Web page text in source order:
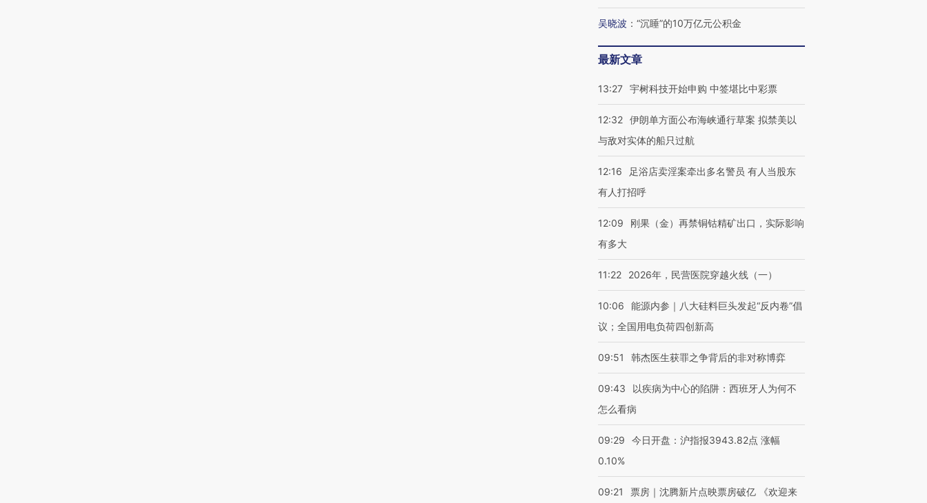
吴晓波 ： “沉睡”的10万亿元公积金
最新文章
13:27 宇树科技开始申购 中签堪比中彩票
12:32 伊朗单方面公布海峡通行草案 拟禁美以
与敌对实体的船只过航
12:16
足浴店卖淫案牵出多名警员 有人当股东
有人打招呼
12:09
刚果（金）再禁铜钴精矿出口，实际影响
有多大
11:22 2026年，民营医院穿越火线（一）
10:06
能源内参｜八大硅料巨头发起“反内卷”倡
议；全国用电负荷四创新高
09:51 韩杰医生获罪之争背后的非对称博弈
09:43
以疾病为中心的陷阱：西班牙人为何不
怎么看病
09:29
今日开盘：沪指报3943.82点 涨幅
0.10%
09:21 票房｜沈腾新片点映票房破亿 《欢迎来